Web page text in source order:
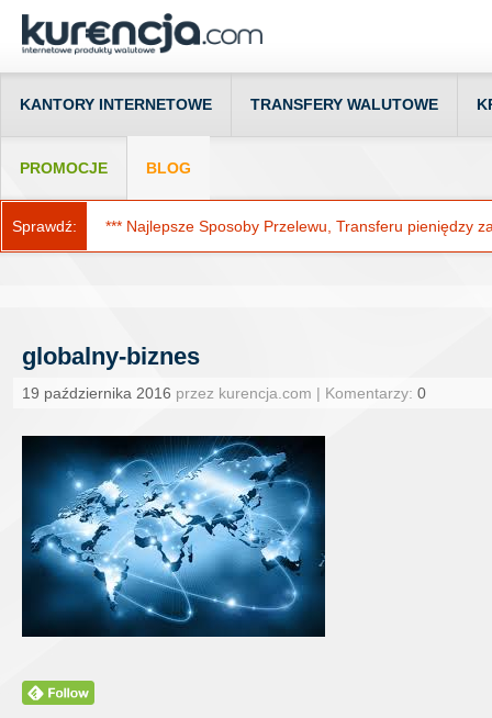
KANTORY INTERNETOWE TRANSFERY WALUTOWE
PROMOCJE BLOG
Sprawdź: *** Najlepsze Sposoby Przelewu, Transferu pieniędzy
globalny-biznes
19 października 2016 przez kurencja.com | Komentarzy: 0